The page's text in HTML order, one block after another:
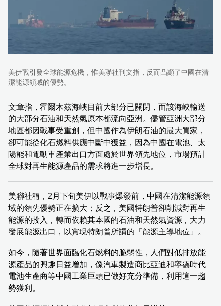
美伊戰引發全球能源危機，惟美聯社刊文指，反而凸顯了中國在清
潔能源領域的優勢。
文章指，霍爾木茲海峽目前大部分已關閉，而該海峽輸送
的大部分石油和天然氣原本都流向亞洲。儘管亞洲大部分
地區都因戰事受重創，但中國作為伊朗石油的最大買家，
卻可能從化石燃料供應中斷中獲益，因為中國在電池、太
陽能和電動車產業出口方面處於世界領先地位，市場預計
全球對再生能源產品的需求將進一步增長。
美聯社稱，2月下旬美伊以戰事爆發前，中國在清潔能源領
域的領先優勢正在擴大；反之，美國特朗普卻削減對再生
能源的投入，轉而依賴其本國的石油和天然氣資源，大力
發展能源出口，以實現特朗普所謂的「能源主導地位」。
如今，隨著世界面臨化石燃料的脆弱性，人們對低排放能
源產品的興趣日益增加，像汽車製造商比亞迪和寧德時代
電池生產商等中國工業巨頭已做好充分準備，利用這一趨
勢獲利。